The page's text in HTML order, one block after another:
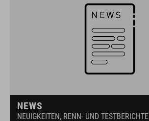
NEWS
NEUIGKEITEN, RENN- UND TESTBERICHTE